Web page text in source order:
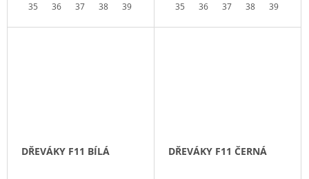
35 36 37 38 39 41
35 36 37 38 39
DŘEVÁKY F11 BÍLÁ DŘEVÁKY F11 ČERNÁ